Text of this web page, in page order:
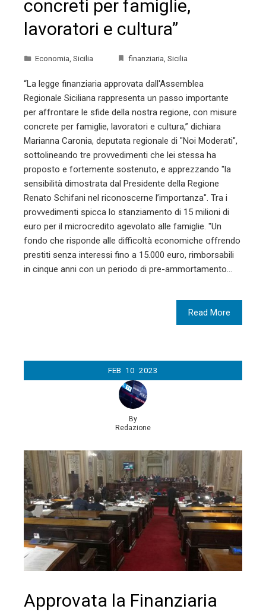
concreti per famiglie,
lavoratori e cultura”
Economia Sicilia finanziaria Sicilia
“La legge finanziaria approvata dall'Assemblea
Regionale Siciliana rappresenta un passo importante
per affrontare le sfide della nostra regione, con misure
concrete per famiglie, lavoratori e cultura,” dichiara
Marianna Caronia, deputata regionale di "Noi Moderati",
sottolineando tre provvedimenti che lei stessa ha
proposto e fortemente sostenuto, e apprezzando "la
sensibilità dimostrata dal Presidente della Regione
Renato Schifani nel riconoscerne l’importanza". Tra i
provvedimenti spicca lo stanziamento di 15 milioni di
euro per il microcredito agevolato alle famiglie. "Un
fondo che risponde alle difficoltà economiche offrendo
prestiti senza interessi fino a 15.000 euro, rimborsabili
in cinque anni con un periodo di pre-ammortamento…
Read More
FEB 10 2023
By
Redazione
Approvata la Finanziaria